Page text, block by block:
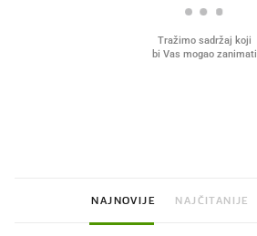
NAJNOVIJE NAJČITANIJE